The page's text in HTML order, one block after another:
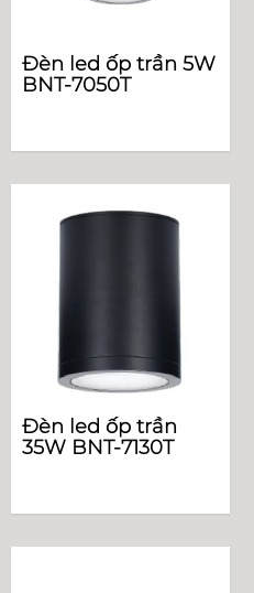
Đèn led ốp trần 5W
BNT-7050T
Đèn led ốp trần
35W BNT-7130T